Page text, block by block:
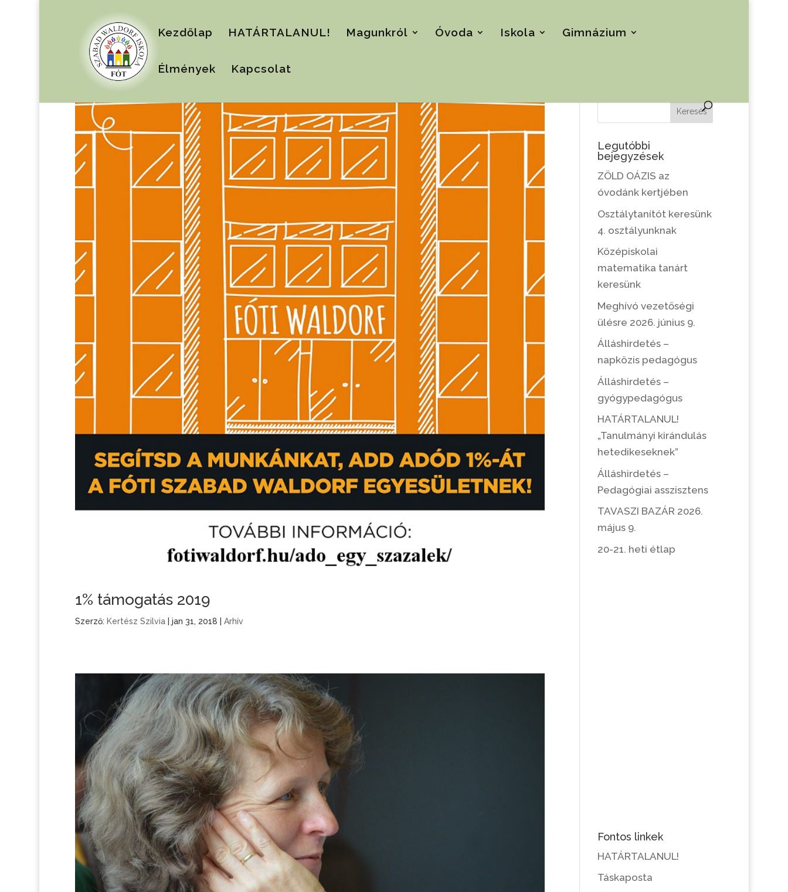
Kezdőlap HATÁRTALANUL! Magunkról Óvoda Iskola Gimnázium
Élmények Kapcsolat
1% támogatás 2019
Szerző: Kertész Szilvia| jan 31, 2018 Arhív
Keresés
Legutóbbi
bejegyzések
ZÖLD OÁZIS az
óvodánk kertjében
Osztálytanítót keresünk
4. osztályunknak
Középiskolai
matematika tanárt
keresünk
Meghívó vezetőségi
ülésre 2026. június 9.
Álláshirdetés –
napközis pedagógus
Álláshirdetés –
gyógypedagógus
HATÁRTALANUL!
„Tanulmányi kirándulás
hetedikeseknek”
Álláshirdetés –
Pedagógiai asszisztens
TAVASZI BAZÁR 2026.
május 9.
20-21. heti étlap
Fontos linkek
HATÁRTALANUL!
Táskaposta